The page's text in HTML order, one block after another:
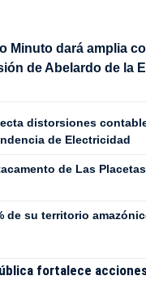
Minuto dará amplia
de Abelardo de la
distorsiones
de Electricidad
de Las
de su territorio
fortalece